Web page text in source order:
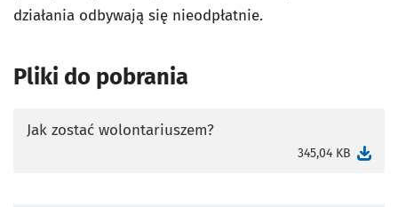
działania odbywają się nieodpłatnie.
Pliki do pobrania
Jak zostać wolontariuszem?
345,04 KB